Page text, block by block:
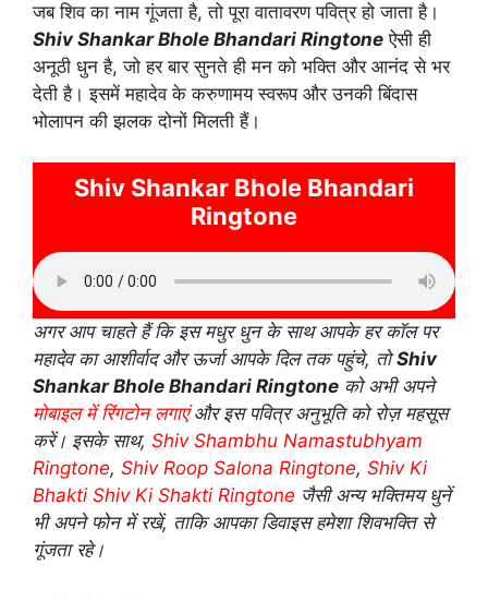
जब शिव का नाम गूंजता है, तो पूरा वातावरण पवित्र हो जाता है।
Shiv Shankar Bhole Bhandari Ringtone ऐसी ही
अनूठी धुन है, जो हर बार सुनते ही मन को भक्ति और आनंद से भर
देती है। इसमें महादेव के करुणामय स्वरूप और उनकी बिंदास
भोलापन की झलक दोनों मिलती हैं।
Shiv Shankar Bhole Bhandari
Ringtone
अगर आप चाहते हैं कि इस मधुर धुन के साथ आपके हर कॉल पर
महादेव का आशीर्वाद और ऊर्जा आपके दिल तक पहुंचे, तोShiv
Shankar Bhole Bhandari Ringtone को अभी अपने
मोबाइल में रिंगटोन लगाएंऔर इस पवित्र अनुभूति को रोज़ महसूस
करें। इसके साथ, Shiv Shambhu Namastubhyam
Ringtone, Shiv Roop Salona Ringtone, Shiv Ki
Bhakti Shiv Ki Shakti Ringtone जैसी अन्य भक्तिमय धुनें
भी अपने फोन में रखें, ताकि आपका डिवाइस हमेशा शिवभक्ति से
गूंजता रहे।